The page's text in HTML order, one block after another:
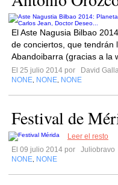
El Aste Nagusia Bilbao
de conciertos, que tendrán
Abandoibarra (gracias a la
El 25 julio 2014 por
David
NONE NONE NONE
Festival de
Leer el resto
El 09 julio 2014 por
Juliobravo
NONE NONE